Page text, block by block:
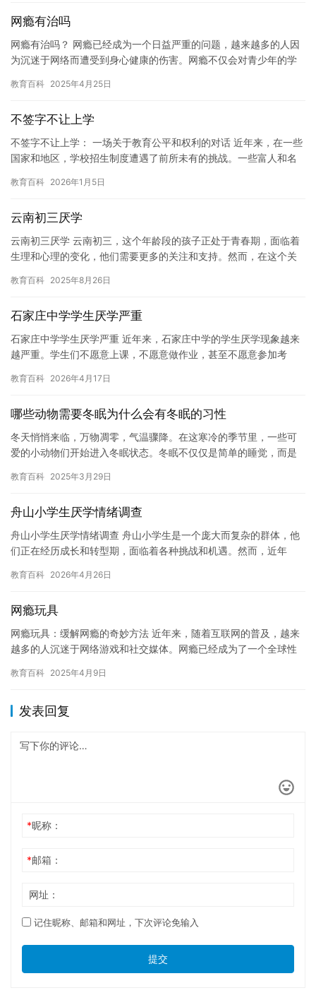
网瘾有治吗
网瘾有治吗？ 网瘾已经成为一个日益严重的问题，越来越多的人因
为沉迷于网络而遭受到身心健康的伤害。网瘾不仅会对青少年的学
郁、失…
教育百科 2025年4月25日
不签字不让上学
不签字不让上学： 一场关于教育公平和权利的对话 近年来，在一些
国家和地区，学校招生制度遭遇了前所未有的挑战。一些富人和名
法…
教育百科 2026年1月5日
云南初三厌学
云南初三厌学 云南初三，这个年龄段的孩子正处于青春期，面临着
生理和心理的变化，他们需要更多的关注和支持。然而，在这个关
因，…
教育百科 2025年8月26日
石家庄中学学生厌学严重
石家庄中学学生厌学严重 近年来，石家庄中学的学生厌学现象越来
越严重。学生们不愿意上课，不愿意做作业，甚至不愿意参加考
因有…
教育百科 2026年4月17日
哪些动物需要冬眠为什么会有冬眠的习性
冬天悄悄来临，万物凋零，气温骤降。在这寒冷的季节里，一些可
爱的小动物们开始进入冬眠状态。冬眠不仅仅是简单的睡觉，而是
界中…
教育百科 2025年3月29日
舟山小学生厌学情绪调查
舟山小学生厌学情绪调查 舟山小学生是一个庞大而复杂的群体，他
们正在经历成长和转型期，面临着各种挑战和机遇。然而，近年
问题也…
教育百科 2026年4月26日
网瘾玩具
网瘾玩具：缓解网瘾的奇妙方法 近年来，随着互联网的普及，越来
越多的人沉迷于网络游戏和社交媒体。网瘾已经成为了一个全球性
的出…
教育百科 2025年4月9日
发表回复
*昵称：
*邮箱：
网址：
记住昵称、邮箱和网址，下次评论免输入
提交